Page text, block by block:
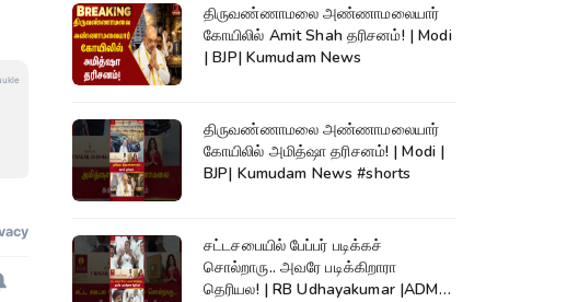
திருவண்ணாமலை அண்ணாமலையார்
கோயிலில் Amit Shah தரிசனம்! | Modi
| BJP| Kumudam News
திருவண்ணாமலை அண்ணாமலையார்
கோயிலில் அமித்ஷா தரிசனம்! | Modi |
BJP| Kumudam News #shorts
சட்டசபையில் பேப்பர் படிக்கச்
சொல்றாரு.. அவரே படிக்கிறாரா
தெரியல! | RB Udhayakumar |ADMK|